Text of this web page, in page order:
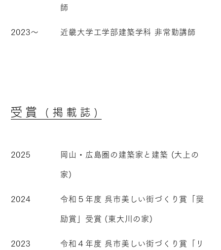
師
2023～
近畿大学工学部建築学科 非常勤講師
受賞 (掲載誌)
2025
岡山・広島圏の建築家と建築 (大上の
家)
2024
令和５年度 呉市美しい街づくり賞「奨
励賞」受賞 (東大川の家)
2023
令和４年度 呉市美しい街づくり賞「リ